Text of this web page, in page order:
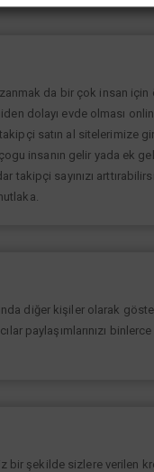
da bir çok insan için
dolayı evde olması
satın al sitelerimize
insanın gelir yada ek
takipçi sayınızı
diğer kişiler olarak
paylaşımlarınızı
şekilde sizlere verilen